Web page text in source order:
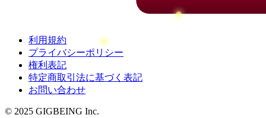
利用規約
プライバシーポリシー
権利表記
特定商取引法に基づく表記
お問い合わせ
© 2025 GIGBEING Inc.